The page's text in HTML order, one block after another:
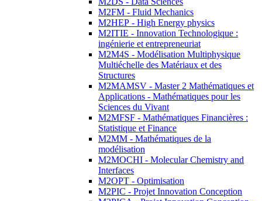
M2FM - Fluid Mechanics
M2HEP - High Energy physics
M2ITIE - Innovation Technologique :
ingénierie et entrepreneuriat
M2M4S - Modélisation Multiphysique
Multiéchelle des Matériaux et des
Structures
M2MAMSV - Master 2 Mathématiques et
Applications - Mathématiques pour les
Sciences du Vivant
M2MFSF - Mathématiques Financières :
Statistique et Finance
M2MM - Mathématiques de la
modélisation
M2MOCHI - Molecular Chemistry and
Interfaces
M2OPT - Optimisation
M2PIC - Projet Innovation Conception